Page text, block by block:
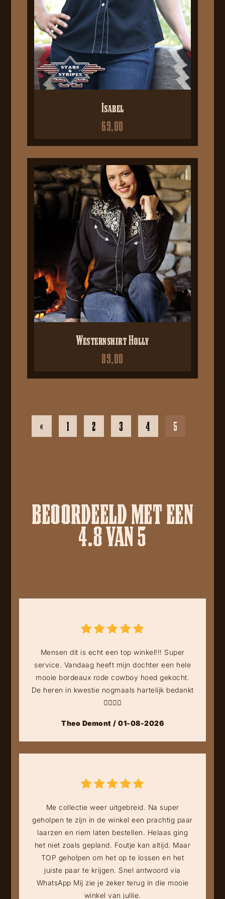
Isabel
69,00
Westernshirt Holly
89,00
« 1 2 3 4 5
BEOORDEELD MET EEN
4.8 VAN 5
Mensen dit is echt een top winkel!!! Super
service. Vandaag heeft mijn dochter een hele
mooie bordeaux rode cowboy hoed gekocht.
De heren in kwestie nogmaals hartelijk bedankt
👍🏻👍🏻
Theo Demont / 01-08-2026
Me collectie weer uitgebreid. Na super
geholpen te zijn in de winkel een prachtig paar
laarzen en riem laten bestellen. Helaas ging
het niet zoals gepland. Foutje kan altijd. Maar
TOP geholpen om het op te lossen en het
juiste paar te krijgen. Snel antwoord via
WhatsApp Mij zie je zeker terug in die mooie
winkel van jullie.